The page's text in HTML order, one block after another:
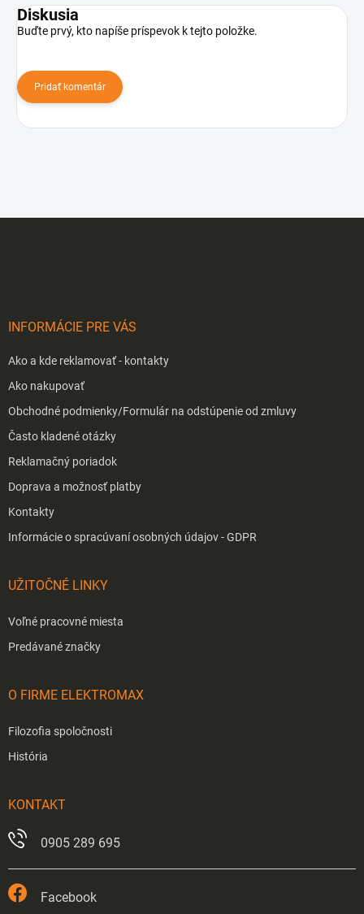
Diskusia
Buďte prvý, kto napíše príspevok k tejto položke.
Pridať komentár
INFORMÁCIE PRE VÁS
Ako a kde reklamovať - kontakty
Ako nakupovať
Obchodné podmienky/Formulár na odstúpenie od zmluvy
Často kladené otázky
Reklamačný poriadok
Doprava a možnosť platby
Kontakty
Informácie o spracúvaní osobných údajov - GDPR
UŽITOČNÉ LINKY
Voľné pracovné miesta
Predávané značky
O FIRME ELEKTROMAX
Filozofia spoločnosti
História
KONTAKT
0905 289 695
Facebook